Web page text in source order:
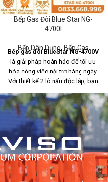
Bếp Gas Đôi Blue Star NG-
4700I
Bếp Dân Dụng, Bếp Gas
Bếp gas đôi BlueStar NG-4700V
là giải pháp hoàn hảo để tối ưu
hóa công việc nội trợ hàng ngày.
Với thiết kế 2 lò nấu độc lập, bạn
có thể dễ dàng chế biến cùng lúc
nhiều món ăn như canh, kho,
xào... giúp tiết kiệm đáng kể thời
gian đứng bếp. Không chỉ sở hữu
vẻ ngoài hiện đại, NG-4700V còn
ghi điểm tuyệt đối nhờ khả năng
vận hành an toàn và cực kỳ kinh
tế.
Đặc